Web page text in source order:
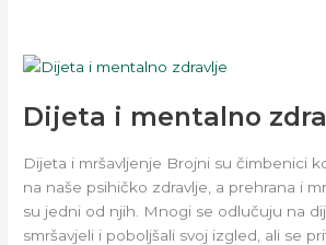
Dijeta i mentalno
Dijeta i mršavljenje Brojni su čimbenici
na naše psihičko zdravlje, a prehrana i
su jedni od njih. Mnogi se odlučuju na
smršavjeli i poboljšali svoj izgled, ali se
Dijeta
mentalno
zdravlje